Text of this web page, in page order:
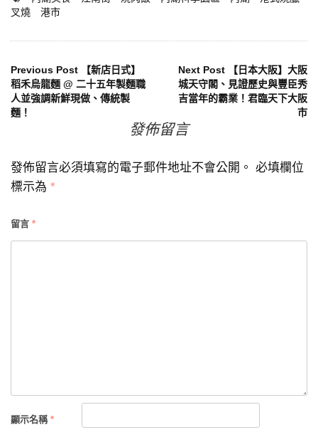
叉燒
港市
文
章
覽
Previous Post 【新店日式】
稻禾烏龍麵 @ 二十五年製麵職
人並強調新鮮現做、傳統製
麵！
Next Post 【日本大阪】大阪
城天守閣、見證歷史與豐臣秀
吉當年的霸業！君臨天下大阪
市
發佈留言
發佈留言必須填寫的電子郵件地址不會公開。 必填欄位
標示為 *
留言 *
顯示名稱 *